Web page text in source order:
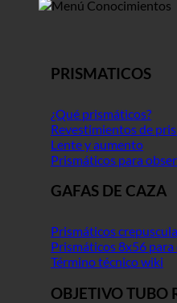
PRISMATICOS
¿Qué prismáticos?
Revestimientos de
Lente y aumento
Prismáticos para
GAFAS DE CAZA
Prismáticos
Prismáticos 8x56
Término técnico wiki
OBJETIVO TUBO